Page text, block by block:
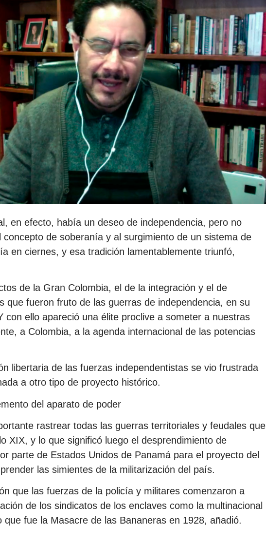
en efecto, había un deseo de independencia, pero no
de soberanía y al surgimiento de un sistema de
en ciernes, y esa tradición lamentablemente triunfó,
de la Gran Colombia, el de la integración y el de
que fueron fruto de las guerras de independencia, en su
con ello apareció una élite proclive a someter a nuestras
a Colombia, a la agenda internacional de las potencias
libertaria de las fuerzas independentistas se vio frustrada
a otro tipo de proyecto histórico.
del aparato de poder
rastrear todas las guerras territoriales y feudales que
XIX, y lo que significó luego el desprendimiento de
parte de Estados Unidos de Panamá para el proyecto del
las simientes de la militarización del país.
que las fuerzas de la policía y militares comenzaron a
de los sindicatos de los enclaves como la multinacional
que fue la Masacre de las Bananeras en 1928, añadió.